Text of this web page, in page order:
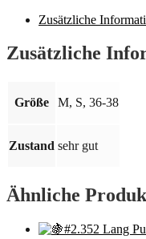
von
Collseum
36/S
Menge
Zusätzliche
Zusätzliche
Größe M, S, 36-38
Zustand sehr gut
Ähnliche